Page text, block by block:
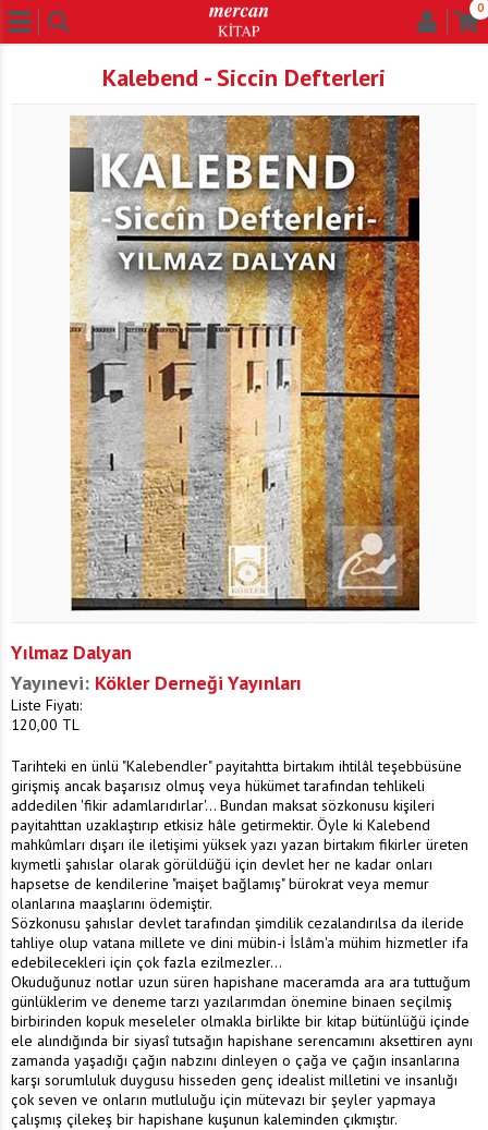
0
Kalebend - Siccin Defterleri
Yılmaz Dalyan
Yayınevi: Kökler Derneği Yayınları
Liste Fiyatı:
120,00 TL
Tarihteki en ünlü "Kalebendler" payitahtta birtakım ihtilâl teşebbüsüne
girişmiş ancak başarısız olmuş veya hükümet tarafından tehlikeli
addedilen 'fikir adamlarıdırlar'... Bundan maksat sözkonusu kişileri
payitahttan uzaklaştırıp etkisiz hâle getirmektir. Öyle ki Kalebend
mahkûmları dışarı ile iletişimi yüksek yazı yazan birtakım fikirler üreten
kıymetli şahıslar olarak görüldüğü için devlet her ne kadar onları
hapsetse de kendilerine "maişet bağlamış" bürokrat veya memur
olanlarına maaşlarını ödemiştir.
Sözkonusu şahıslar devlet tarafından şimdilik cezalandırılsa da ileride
tahliye olup vatana millete ve dini mübin-i İslâm'a mühim hizmetler ifa
edebilecekleri için çok fazla ezilmezler...
Okuduğunuz notlar uzun süren hapishane maceramda ara ara tuttuğum
günlüklerim ve deneme tarzı yazılarımdan önemine binaen seçilmiş
birbirinden kopuk meseleler olmakla birlikte bir kitap bütünlüğü içinde
ele alındığında bir siyasî tutsağın hapishane serencamını aksettiren aynı
zamanda yaşadığı çağın nabzını dinleyen o çağa ve çağın insanlarına
karşı sorumluluk duygusu hisseden genç idealist milletini ve insanlığı
çok seven ve onların mutluluğu için mütevazı bir şeyler yapmaya
çalışmış çilekeş bir hapishane kuşunun kaleminden çıkmıştır.